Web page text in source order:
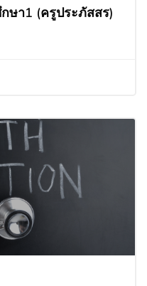
ษา1 (ครูประภัสสร)